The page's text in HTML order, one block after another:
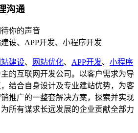
沟通
你的声音
设、APP开发、小程序开发
站建设、 网站优化、 APP开发、 小程序
的互联网开发公司。以客户需求为导
结合自身设计及专业建站优势，为客
推广的一整套解决方案，探索并实现
所有谋求长远发展的企业贡献全部力